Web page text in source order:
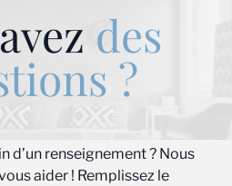
des
?
d’un renseignement ? Nous
aider ! Remplissez le